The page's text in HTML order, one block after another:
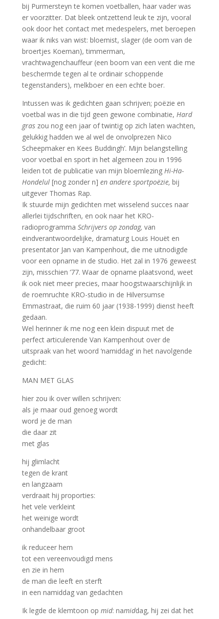
bij Purmersteyn te komen voetballen, haar vader was
er voorzitter. Dat bleek ontzettend leuk te zijn, vooral
ook door het contact met medespelers, met beroepen
waar ik niks van wist: bloemist, slager (de oom van de
broertjes Koeman), timmerman,
vrachtwagenchauffeur (een boom van een vent die me
beschermde tegen al te ordinair schoppende
tegenstanders), melkboer en een echte boer.
Intussen was ik gedichten gaan schrijven; poëzie en
voetbal was in die tijd geen gewone combinatie, Hard
gras zou nog een jaar of twintig op zich laten wachten,
gelukkig hadden we al wel de onvolprezen Nico
Scheepmaker en Kees Buddingh’. Mijn belangstelling
voor voetbal en sport in het algemeen zou in 1996
leiden tot de publicatie van mijn bloemlezing Hi-Ha-
Hondelul [nog zonder n] en andere sportpoëzie, bij
uitgever Thomas Rap.
Ik stuurde mijn gedichten met wisselend succes naar
allerlei tijdschriften, en ook naar het KRO-
radioprogramma Schrijvers op zondag, van
eindverantwoordelijke, dramaturg Louis Houët en
presentator Jan van Kampenhout, die me uitnodigde
voor een opname in de studio. Het zal in 1976 geweest
zijn, misschien ’77. Waar de opname plaatsvond, weet
ik ook niet meer precies, maar hoogstwaarschijnlijk in
de roemruchte KRO-studio in de Hilversumse
Emmastraat, die ruim 60 jaar (1938-1999) dienst heeft
gedaan.
Wel herinner ik me nog een klein dispuut met de
perfect articulerende Van Kampenhout over de
uitspraak van het woord ‘namiddag’ in het navolgende
gedicht:
MAN MET GLAS
hier zou ik over willen schrijven:
als je maar oud genoeg wordt
word je de man
die daar zit
met glas
hij glimlacht
tegen de krant
en langzaam
verdraait hij proporties:
het vele verkleint
het weinige wordt
onhandelbaar groot
ik reduceer hem
tot een vereenvoudigd mens
en zie in hem
de man die leeft en sterft
in een namiddag van gedachten
Ik legde de klemtoon op mid: namiddag, hij zei dat het